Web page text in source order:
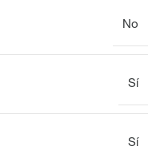
No
Sí
Sí